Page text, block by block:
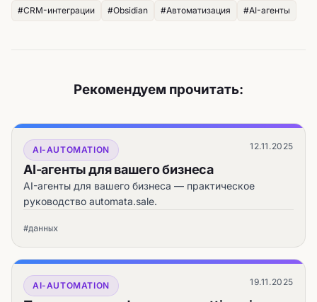
#CRM-интеграции #Obsidian #Автоматизация #AI-агенты
Рекомендуем прочитать:
AI-AUTOMATION 12.11.2025
AI-агенты для вашего бизнеса
AI-агенты для вашего бизнеса — практическое
руководство automata.sale.
#данных
AI-AUTOMATION 19.11.2025